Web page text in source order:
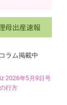
2026年5月9日号
行方